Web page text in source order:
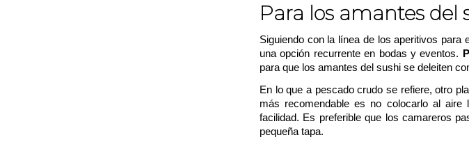
Para los amantes del
Siguiendo con la línea de los aperitivos
una opción recurrente en bodas y eventos.
para que los amantes del sushi se deleiten
En lo que a pescado crudo se refiere, otro
más recomendable es no colocarlo al aire
facilidad. Es preferible que los camareros
pequeña tapa.